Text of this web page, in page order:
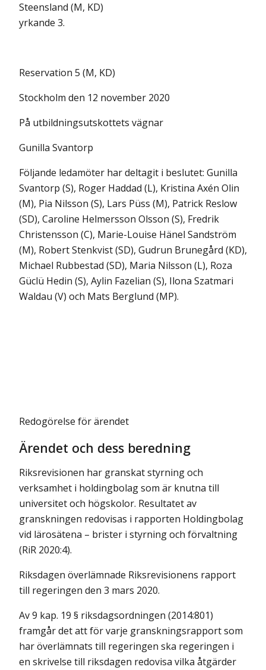
Steensland (M, KD)
yrkande 3.
Reservation 5 (M, KD)
Stockholm den 12 november 2020
På utbildningsutskottets vägnar
Gunilla Svantorp
Följande ledamöter har deltagit i beslutet: Gunilla
Svantorp (S), Roger Haddad (L), Kristina Axén Olin
(M), Pia Nilsson (S), Lars Püss (M), Patrick Reslow
(SD), Caroline Helmersson Olsson (S), Fredrik
Christensson (C), Marie-Louise Hänel Sandström
(M), Robert Stenkvist (SD), Gudrun Brunegård (KD),
Michael Rubbestad (SD), Maria Nilsson (L), Roza
Güclü Hedin (S), Aylin Fazelian (S), Ilona Szatmari
Waldau (V) och Mats Berglund (MP).
Redogörelse för ärendet
Ärendet och dess beredning
Riksrevisionen har granskat styrning och
verksamhet i holdingbolag som är knutna till
universitet och högskolor. Resultatet av
granskningen redovisas i rapporten Holdingbolag
vid lärosätena – brister i styrning och förvaltning
(RiR 2020:4).
Riksdagen överlämnade Riksrevisionens rapport
till regeringen den 3 mars 2020.
Av 9 kap. 19 § riksdagsordningen (2014:801)
framgår det att för varje granskningsrapport som
har överlämnats till regeringen ska regeringen i
en skrivelse till riksdagen redovisa vilka åtgärder